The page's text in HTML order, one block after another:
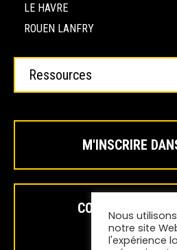
LE HAVRE
ROUEN LANFRY
Ressources
M'INSCRIRE
COMPLETER /
Nous
notre site
l'expérience